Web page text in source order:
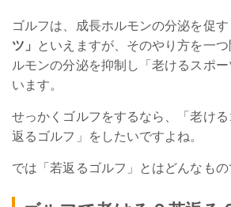
ゴルフは、成長ホルモンの分泌を促す
ツ」
といえますが、そのやり方を一
ルモンの分泌を抑制し「老けるスポー
います。
せっかくゴルフをするなら、「老け
返るゴルフ」をしたいですよね。
では「若返るゴルフ」とはどんなもの